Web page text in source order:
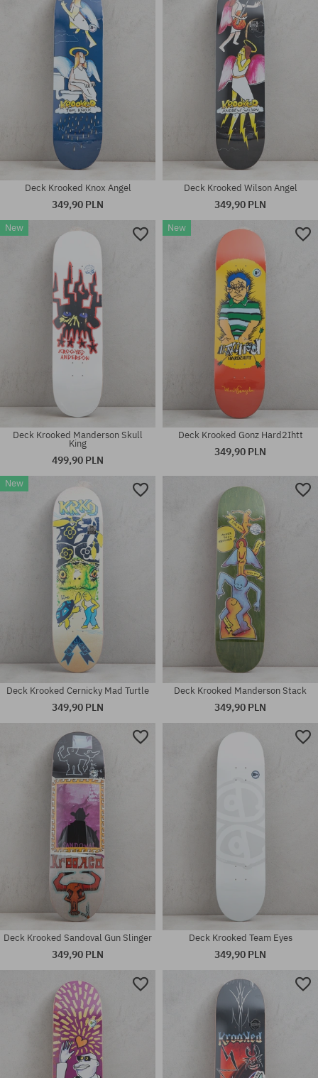
Dostępne rozmiary:
Dostępne rozmiary:
Dostępne rozmiary:
Deck Krooked Knox Angel
349,90 PLN
Dostępne rozmiary:
Deck Krooked Wilson Angel
349,90 PLN
New
Dostępne rozmiary:
Deck Krooked Manderson Skull
King
499,90 PLN
New
Dostępne rozmiary:
Deck Krooked Gonz Hard2Ihtt
349,90 PLN
New
Dostępne rozmiary:
Deck Krooked Cernicky Mad Turtle
349,90 PLN
Dostępne rozmiary:
Deck Krooked Manderson Stack
349,90 PLN
Deck Krooked Sandoval Gun Slinger
349,90 PLN
Deck Krooked Team Eyes
349,90 PLN